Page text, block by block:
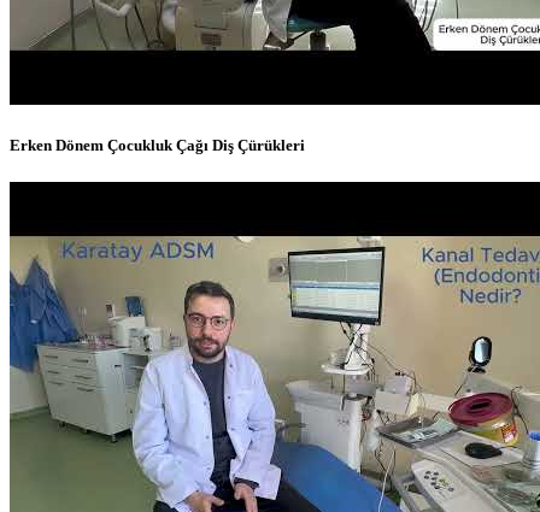
Erken Dönem Çocukluk Çağı Diş Çürükleri